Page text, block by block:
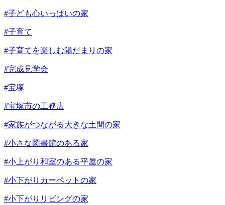
#子ども心いっぱいの家
#子育て
#子育てを楽しむ陽だまりの家
#完成見学会
#宝塚
#宝塚市の工務店
#家族がつながる大きな土間の家
#小さな図書館のある家
#小上がり和室のある平屋の家
#小下がりカーペットの家
#小下がりリビングの家